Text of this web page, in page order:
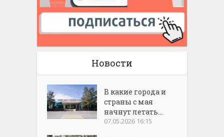
Новости
В какие города и
страны с мая
начнут летать...
07.05.2026 16:15